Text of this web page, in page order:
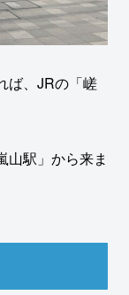
ば、JRの「嵯
山駅」から来ま